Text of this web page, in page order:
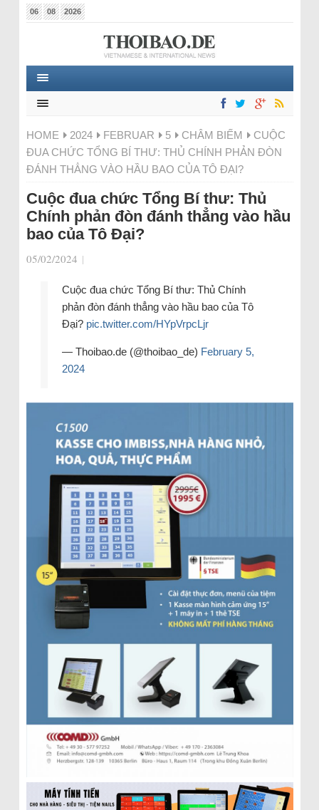
06 08 2026
HOME 2024 FEBRUAR 5 CHÂM BIẾM
CUỘC
ĐUA CHỨC TỔNG BÍ THƯ: THỦ CHÍNH PHẢN ĐÒN
ĐÁNH THẲNG VÀO HẦU BAO CỦA TÔ ĐẠI?
Cuộc đua chức Tổng Bí thư: Thủ
Chính phản đòn đánh thẳng vào hầu
bao của Tô Đại?
05/02/2024 |
Cuộc đua chức Tổng Bí thư: Thủ Chính
phản đòn đánh thẳng vào hầu bao của Tô
Đại? pic.twitter.com/HYpVrpcLjr
— Thoibao.de (@thoibao_de) February 5,
2024